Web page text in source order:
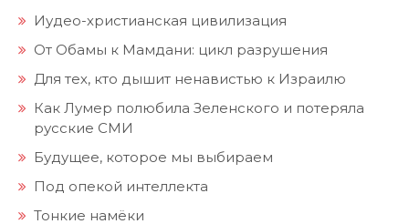
Иудео-христианская цивилизация
От Обамы к Мамдани: цикл разрушения
Для тех, кто дышит ненавистью к Израилю
Как Лумер полюбила Зеленского и потеряла
русские СМИ
Будущее, которое мы выбираем
Под опекой интеллекта
Тонкие намёки